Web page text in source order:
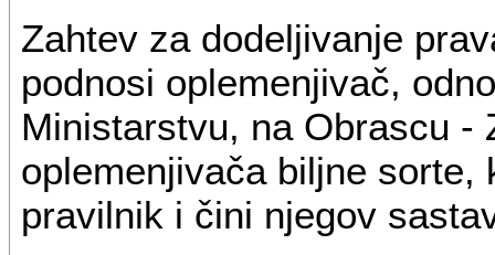
Zahtev za dodeljivanje
podnosi oplemenjivač,
Ministarstvu, na Obrascu -
oplemenjivača biljne sorte,
pravilnik i čini njegov